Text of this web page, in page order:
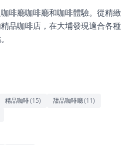
啡廳咖啡廳和咖啡體驗。從精緻
品咖啡店，在大埔發現適合各種
精品咖啡(15) 甜品咖啡廳(11)